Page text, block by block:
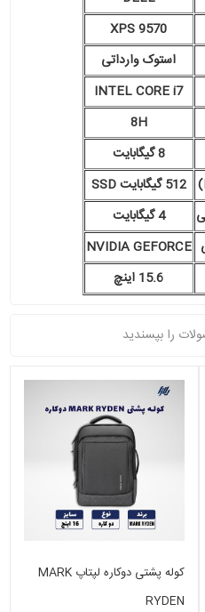
XPS 9570
استوک وارداتی
INTEL CORE i7
8H
8 گیگابایت
512 گیگابایت SSD
4 گیگابایت
NVIDIA GEFORCE
15.6 اینچ
را بپسندید
کوله پشتی دوکاره لپتاپ MARK
RYDEN